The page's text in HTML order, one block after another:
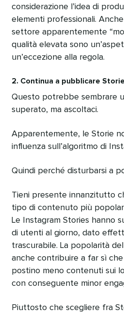
considerazione l’idea di
elementi professionali.
settore apparentemente
qualità elevata sono
un’eccezione alla regola.
2. Continua a pubblicare
Questo potrebbe sembrare
superato, ma ascoltaci.
Apparentemente, le Storie
influenza sull’algoritmo di
Quindi perché disturbarsi a
Tieni presente innanzitutto
tipo di contenuto più
Le Instagram Stories hanno
di utenti al giorno, dato
trascurabile. La popolarità
anche contribuire a far sì che
postino meno contenuti sui
con conseguente minor
Piuttosto che scegliere fra